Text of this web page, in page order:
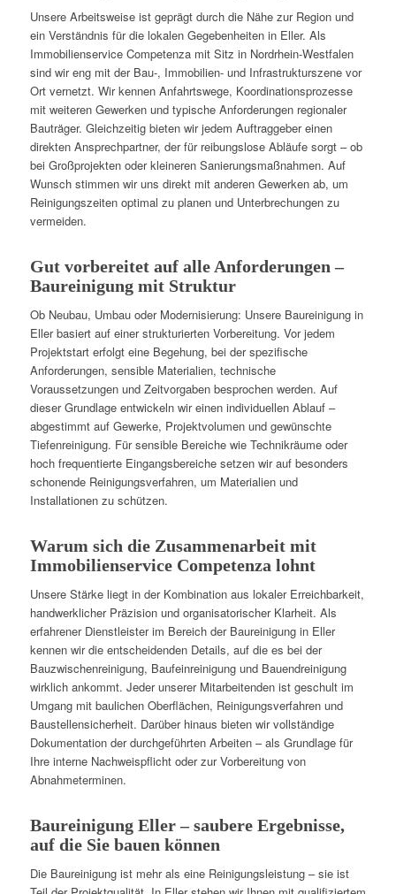
Unsere Arbeitsweise ist geprägt durch die Nähe zur Region und
ein Verständnis für die lokalen Gegebenheiten in Eller. Als
Immobilienservice Competenza mit Sitz in Nordrhein-Westfalen
sind wir eng mit der Bau-, Immobilien- und Infrastrukturszene vor
Ort vernetzt. Wir kennen Anfahrtswege, Koordinationsprozesse
mit weiteren Gewerken und typische Anforderungen regionaler
Bauträger. Gleichzeitig bieten wir jedem Auftraggeber einen
direkten Ansprechpartner, der für reibungslose Abläufe sorgt – ob
bei Großprojekten oder kleineren Sanierungsmaßnahmen. Auf
Wunsch stimmen wir uns direkt mit anderen Gewerken ab, um
Reinigungszeiten optimal zu planen und Unterbrechungen zu
vermeiden.
Gut vorbereitet auf alle Anforderungen –
Baureinigung mit Struktur
Ob Neubau, Umbau oder Modernisierung: Unsere Baureinigung in
Eller basiert auf einer strukturierten Vorbereitung. Vor jedem
Projektstart erfolgt eine Begehung, bei der spezifische
Anforderungen, sensible Materialien, technische
Voraussetzungen und Zeitvorgaben besprochen werden. Auf
dieser Grundlage entwickeln wir einen individuellen Ablauf –
abgestimmt auf Gewerke, Projektvolumen und gewünschte
Tiefenreinigung. Für sensible Bereiche wie Technikräume oder
hoch frequentierte Eingangsbereiche setzen wir auf besonders
schonende Reinigungsverfahren, um Materialien und
Installationen zu schützen.
Warum sich die Zusammenarbeit mit
Immobilienservice Competenza lohnt
Unsere Stärke liegt in der Kombination aus lokaler Erreichbarkeit,
handwerklicher Präzision und organisatorischer Klarheit. Als
erfahrener Dienstleister im Bereich der Baureinigung in Eller
kennen wir die entscheidenden Details, auf die es bei der
Bauzwischenreinigung, Baufeinreinigung und Bauendreinigung
wirklich ankommt. Jeder unserer Mitarbeitenden ist geschult im
Umgang mit baulichen Oberflächen, Reinigungsverfahren und
Baustellensicherheit. Darüber hinaus bieten wir vollständige
Dokumentation der durchgeführten Arbeiten – als Grundlage für
Ihre interne Nachweispflicht oder zur Vorbereitung von
Abnahmeterminen.
Baureinigung Eller – saubere Ergebnisse,
auf die Sie bauen können
Die Baureinigung ist mehr als eine Reinigungsleistung – sie ist